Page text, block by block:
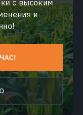
с высоким
и